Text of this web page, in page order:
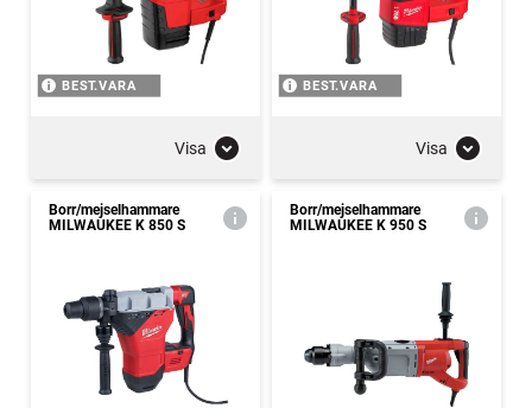
BEST.VARA
Visa
BEST.VARA
Visa
Borr/mejselhammare
MILWAUKEE K 850 S
Borr/mejselhammare
MILWAUKEE K 950 S